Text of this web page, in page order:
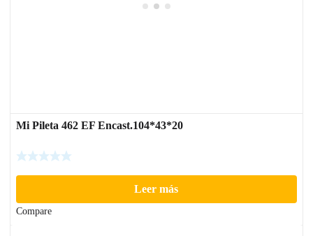
Mi Pileta 462 EF Encast.104*43*20
Leer más
Compare